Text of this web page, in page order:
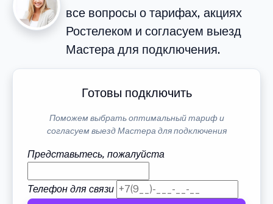
все вопросы о тарифах, акциях
Ростелеком и согласуем выезд
Мастера для подключения.
Готовы подключить
Поможем выбрать оптимальный тариф и
согласуем выезд Мастера для подключения
Представьтесь, пожалуйста
Телефон для связи